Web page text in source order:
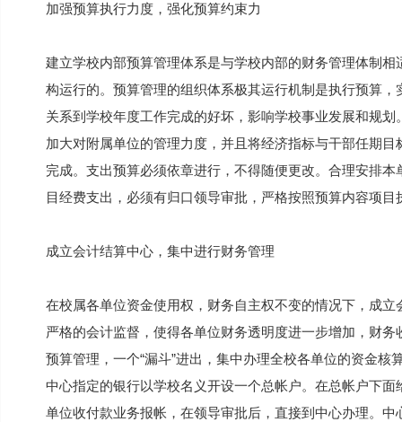
加强预算执行力度，强化预算约束力
建立学校内部预算管理体系是与学校内部的财务管理体制
构运行的。预算管理的组织体系极其运行机制是执行预算
关系到学校年度工作完成的好坏，影响学校事业发展和规
加大对附属单位的管理力度，并且将经济指标与干部任期
完成。支出预算必须依章进行，不得随便更改。合理安排
目经费支出，必须有归口领导审批，严格按照预算内容项目
成立会计结算中心，集中进行财务管理
在校属各单位资金使用权，财务自主权不变的情况下，成
严格的会计监督，使得各单位财务透明度进一步增加，财
预算管理，一个“漏斗”进出，集中办理全校各单位的资金
中心指定的银行以学校名义开设一个总帐户。在总帐户下
单位收付款业务报帐，在领导审批后，直接到中心办理。